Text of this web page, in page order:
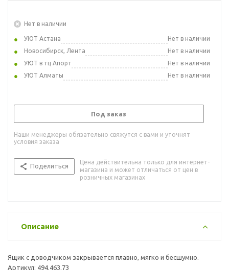
Нет в наличии
УЮТ Астана
Нет в наличии
Новосибирск, Лента
Нет в наличии
УЮТ в тц Апорт
Нет в наличии
УЮТ Алматы
Нет в наличии
Под заказ
Наши менеджеры обязательно свяжутся с вами и уточнят
условия заказа
Поделиться
Цена действительна только для интернет-
магазина и может отличаться от цен в
розничных магазинах
Описание
Ящик с доводчиком закрывается плавно, мягко и бесшумно.
Артикул: 494.463.73